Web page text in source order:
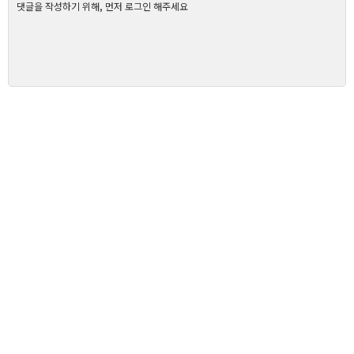
댓글을 작성하기 위해, 먼저 로그인 해주세요